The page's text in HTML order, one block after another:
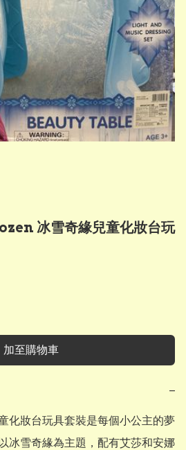
冰雪奇緣兒童化妝台玩
加至購物車
−
化妝台玩具套裝是每個小公主的夢
冰雪奇緣為主題，配有艾莎和安娜